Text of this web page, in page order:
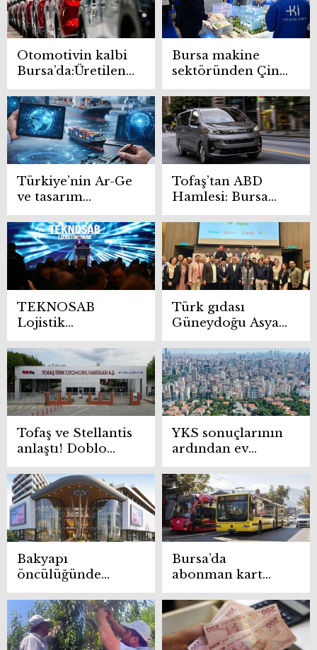
Otomotivin kalbi
Bursa’da:Üretilen
iki araçtan biri
dünyaya açıldı
Bursa makine
sektöründen Çin
çıkarması
Türkiye’nin Ar-Ge
ve tasarım
ekosistemi
Bursa’da
buluşuyor
Tofaş’tan ABD
Hamlesi: Bursa
üretimi araçlar
yeniden Amerika
yolunda
TEKNOSAB
Lojistik
Teknopark için
geri sayım
Türk gıdası
Güneydoğu Asya
yolunda
Tofaş ve Stellantis
anlaştı! Doblo
yeniden Bursa’da
üretilecek
YKS sonuçlarının
ardından ev
fiyatları
araştırılıyor!
İstanbul, Bursa,
Eskişehir’de
güncel rakamlar
Bakyapı
öncülüğünde
Bursa’ya 2 yeni
AVM geliyor:
Decoland ve
Outland
Bursa’da
abonman kart
iptal edildi!
Burulaş ile
BursaRay, otobüs
kullananlar dikkat